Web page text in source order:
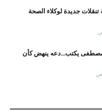
جديدة لوكلاء الصحة
مصطفى يكتب...دعه ينهض كأن